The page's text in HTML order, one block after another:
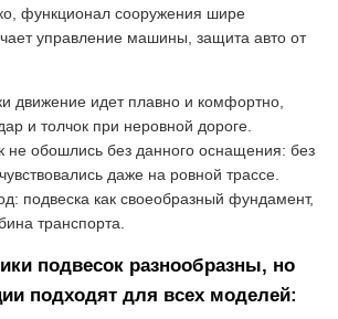
функционал сооружения шире
управление машины, защита авто от
движение идет плавно и комфортно,
и толчок при неровной дороге.
не обошлись без данного оснащения: без
даже на ровной трассе.
подвеска как своеобразный фундамент,
транспорта.
подвесок разнообразны, но
подходят для всех моделей: